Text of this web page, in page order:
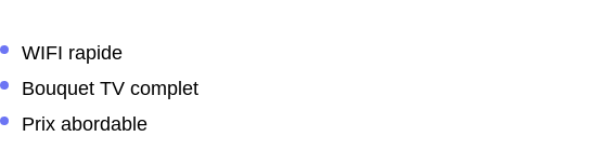
WIFI rapide
Bouquet TV complet
Prix abordable